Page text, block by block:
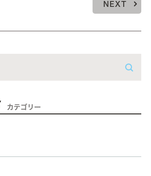
NEXT
カテゴリー